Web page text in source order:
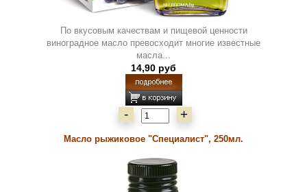
По вкусовым качествам и пищевой ценности
виноградное масло превосходит многие известные
масла...
14,90 руб
- +
Масло рыжиковое "Специалист", 250мл.